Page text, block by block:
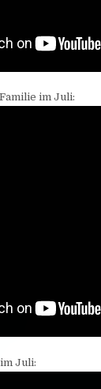
im Juli:
Juli: